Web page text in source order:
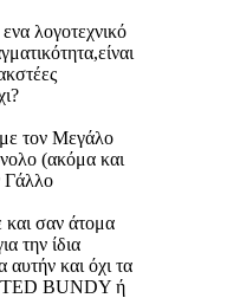
λογοτεχνικό
τον Μεγάλο
(ακόμα και
Γάλλο
και σαν άτομα
την ίδια
αυτήν και όχι τα
ΤΕD BUNDY ή